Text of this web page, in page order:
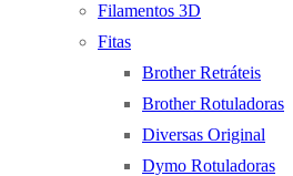
Filamentos 3D
Fitas
Brother Retráteis
Brother Rotuladoras
Diversas Original
Dymo Rotuladoras